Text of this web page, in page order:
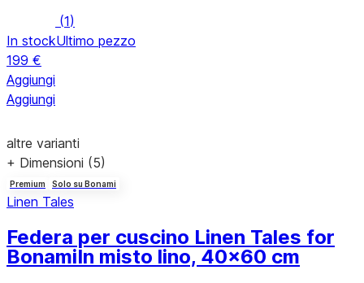
(1)
In stockUltimo pezzo
199 €
Aggiungi
Aggiungi
altre varianti
+ Dimensioni (5)
Premium Solo su Bonami
Linen Tales
Federa per cuscino Linen Tales for
BonamiIn misto lino, 40x60 cm